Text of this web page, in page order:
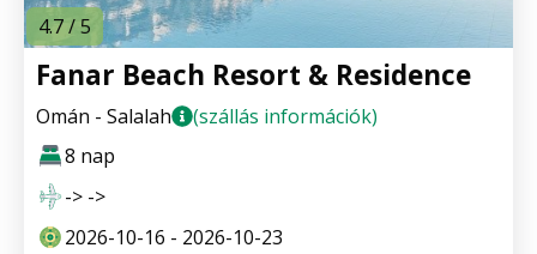
4.7 / 5
Fanar Beach Resort & Residence
Omán - Salalah
(szállás információk)
8 nap
-> ->
2026-10-16 - 2026-10-23